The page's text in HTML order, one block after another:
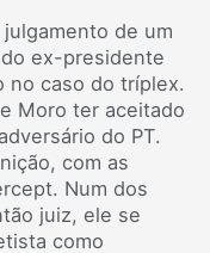
julgamento de um
ex-presidente
no caso do tríplex.
Moro ter aceitado
do PT.
com as
Num dos
juiz, ele se
como